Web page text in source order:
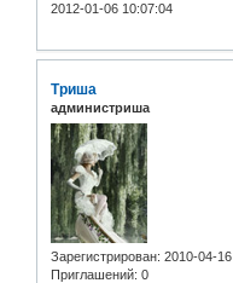
2012-01-06 10:07:04
Триша
администриша
Зарегистрирован: 2010-04-16
Приглашений: 0